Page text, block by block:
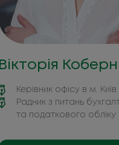
Вікторія
Керівник офісу в м. Київ
Радник з питань
та податкового обліку